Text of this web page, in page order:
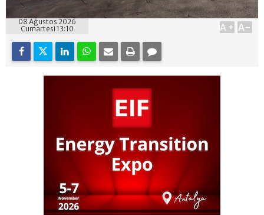
08 Ağustos 2026
Cumartesi 13:10
A+ A-